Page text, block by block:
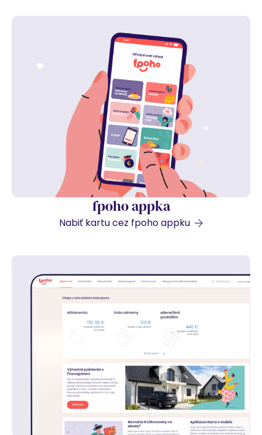
fpoho appka
Nabiť kartu cez fpoho appku